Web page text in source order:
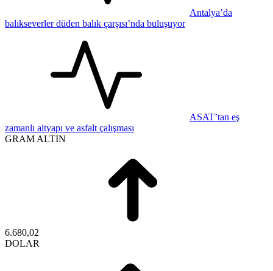
Antalya’da
balıkseverler düden balık çarşısı’nda buluşuyor
ASAT’tan eş
zamanlı altyapı ve asfalt çalışması
GRAM ALTIN
6.680,02
DOLAR